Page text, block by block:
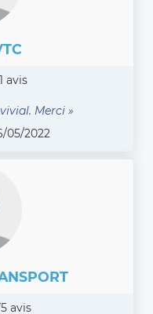
avis
Merci »
05/2022
avis